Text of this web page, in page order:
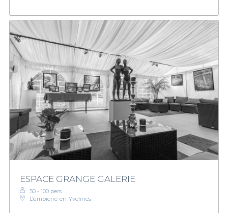
ESPACE GRANGE GALERIE
50 - 100 pers.
Dampierre-en-Yvelines